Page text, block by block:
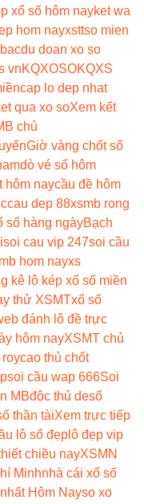
xổ số hôm nayket wa
hom nayxsttso mien
du doan xo so
vnKQXOSOKQXS
cap lo dep nhat
qua xo soXem kết
chủ
Giờ vàng chốt số
dò vé số hôm
hôm naycầu đề hôm
cau dep 88xsmb rong
số hàng ngàyBạch
soi cau vip 247soi cầu
hom nayxs
kê lô kép xổ số miền
thử XSMTxổ số
đánh lô đề trực
hôm nayXSMT chủ
roycao thủ chốt
soi cầu wap 666Soi
MBđộc thủ desố
thần tàiXem trực tiếp
lô số đẹp lô đẹp vip
chiều nayXSMN
Minhnhà cái xổ số
Hôm Nayso xo